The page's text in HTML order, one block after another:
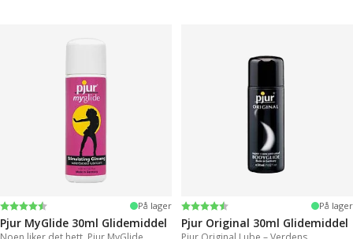
Karakter:
4.2 av 5 mulige På lager
Pjur MyGlide 30ml Glidemiddel
Karakter:
4.2 av 5 mulige På lager
Pjur Original 30ml Glidemiddel